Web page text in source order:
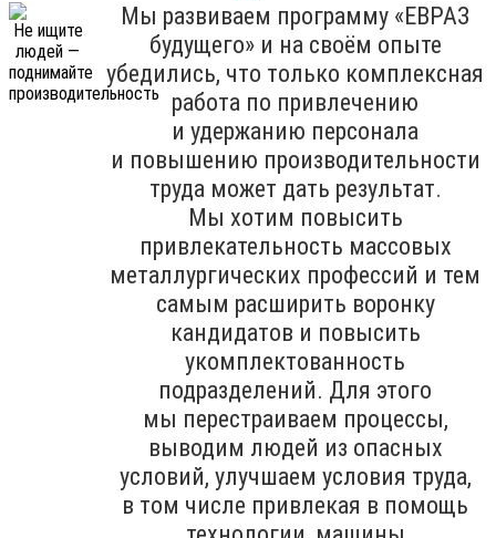
Мы развиваем программу «ЕВРАЗ
будущего» и на своём опыте
убедились, что только комплексная
работа по привлечению
и удержанию персонала
и повышению производительности
труда может дать результат.
Мы хотим повысить
привлекательность массовых
металлургических профессий и тем
самым расширить воронку
кандидатов и повысить
укомплектованность
подразделений. Для этого
мы перестраиваем процессы,
выводим людей из опасных
условий, улучшаем условия труда,
в том числе привлекая в помощь